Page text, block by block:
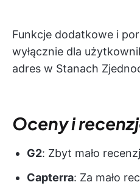
Funkcje dodatkowe i
wyłącznie dla
adres w Stanach
Oceny i
G2: Zbyt mało
Capterra: Za mało